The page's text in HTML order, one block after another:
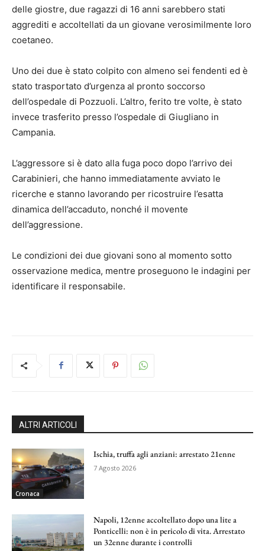
delle giostre, due ragazzi di 16 anni sarebbero stati
aggrediti e accoltellati da un giovane verosimilmente loro
coetaneo.
Uno dei due è stato colpito con almeno sei fendenti ed è
stato trasportato d’urgenza al pronto soccorso
dell’ospedale di Pozzuoli. L’altro, ferito tre volte, è stato
invece trasferito presso l’ospedale di Giugliano in
Campania.
L’aggressore si è dato alla fuga poco dopo l’arrivo dei
Carabinieri, che hanno immediatamente avviato le
ricerche e stanno lavorando per ricostruire l’esatta
dinamica dell’accaduto, nonché il movente
dell’aggressione.
Le condizioni dei due giovani sono al momento sotto
osservazione medica, mentre proseguono le indagini per
identificare il responsabile.
ALTRI ARTICOLI
Cronaca
Ischia, truffa agli anziani: arrestato 21enne
7 Agosto 2026
Napoli, 12enne accoltellato dopo una lite a
Ponticelli: non è in pericolo di vita. Arrestato
un 32enne durante i controlli